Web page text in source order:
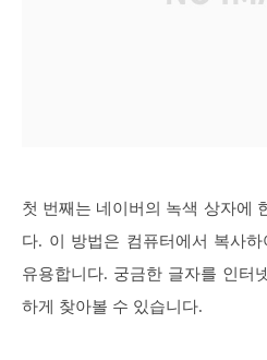
첫 번째는 네이버의 녹색 상자에
다. 이 방법은 컴퓨터에서 복사
유용합니다. 궁금한 글자를 인터
하게 찾아볼 수 있습니다.